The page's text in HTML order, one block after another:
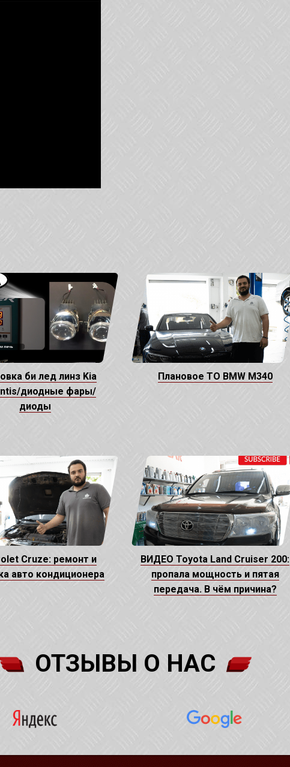
би лед линз Kia
диодные фары/
диоды
Плановое ТО BMW M340
Cruze: ремонт и
авто кондиционера
ВИДЕО Toyota Land Cruiser 200:
пропала мощность и пятая
передача. В чём причина?
ОТЗЫВЫ О НАС